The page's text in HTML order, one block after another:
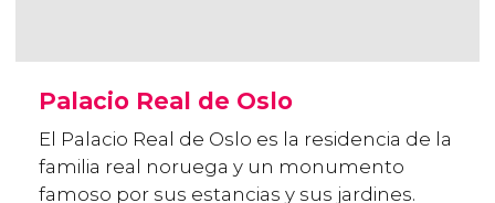
Palacio Real de Oslo
El Palacio Real de Oslo es la residencia de la
familia real noruega y un monumento
famoso por sus estancias y sus jardines.